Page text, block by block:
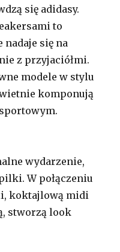
się adidasy.
to
się na
z przyjaciółmi.
modele w stylu
komponują
wydarzenie,
W połączeniu
koktajlową midi
stworzą look